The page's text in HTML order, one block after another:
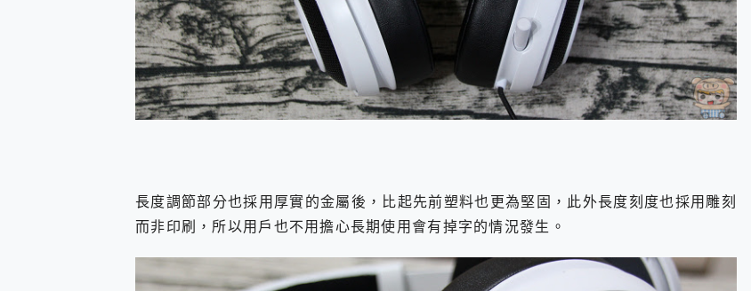
長度調節部分也採用厚實的金屬後，比起先前塑料也更為堅固，此外長度刻度也採用雕刻
而非印刷，所以用戶也不用擔心長期使用會有掉字的情況發生。